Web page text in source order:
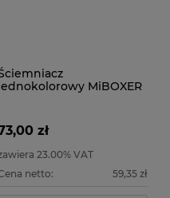
MiBOXER
zł
23.00% VAT
netto:
59,35 zł